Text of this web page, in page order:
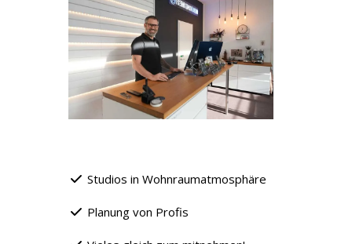
Studios in Wohnraumatmosphäre
Planung von Profis